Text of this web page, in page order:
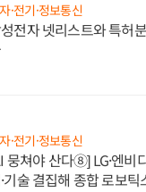
·전기·정보통신
전자 넷리스트와 특허
·전기·정보통신
뭉쳐야 산다⑧] LG·엔비
기술 결집해 종합 로보